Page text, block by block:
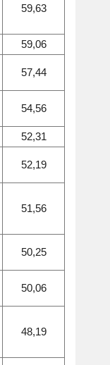
59,63
59,06
57,44
54,56
52,31
52,19
51,56
50,25
50,06
48,19